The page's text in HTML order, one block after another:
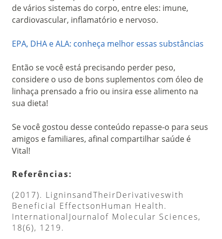
de vários sistemas do corpo, entre eles: imune,
cardiovascular, inflamatório e nervoso.
EPA, DHA e ALA: conheça melhor essas substâncias
Então se você está precisando perder peso,
considere o uso de bons suplementos com óleo de
linhaça prensado a frio ou insira esse alimento na
sua dieta!
Se você gostou desse conteúdo repasse-o para seus
amigos e familiares, afinal compartilhar saúde é
Vital!
Referências:
(2017). LigninsandTheirDerivativeswith
Beneficial EffectsonHuman Health.
InternationalJournalof Molecular Sciences,
18(6), 1219.